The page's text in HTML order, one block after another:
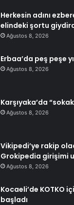
Herkesin adını
elindeki şortu
Ağustos 8, 2026
Erbaa’da peş peşe
Ağustos 8, 2026
Karşıyaka’da
Ağustos 8, 2026
Vikipedi’ye rakip
Grokipedia girişimi
Ağustos 8, 2026
Kocaeli’de KOTKO
başladı